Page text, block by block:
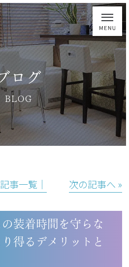
ログ
BLOG
事一覧│ 次の記事へ »
の装着時間を守らな
得るデメリットと